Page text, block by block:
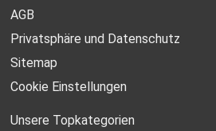
AGB
Privatsphäre und Datenschutz
Sitemap
Cookie Einstellungen
Unsere Topkategorien